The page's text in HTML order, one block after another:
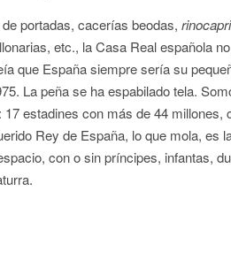
portadas, cacerías beodas,
etc., la Casa Real española
que España siempre sería su
La peña se ha espabilado tela.
estadines con más de 44 millones,
Rey de España, lo que mola, es
con o sin príncipes, infantas,